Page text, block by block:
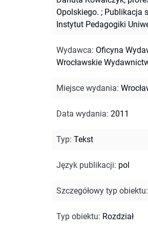
Opolskiego. ; Publikacja
Instytut Pedagogiki
Wydawca: Oficyna
Wrocławskie
Miejsce wydania:
Data wydania: 2011
Typ: Tekst
Język publikacji: pol
Szczegółowy typ obiektu:
Typ obiektu: Rozdział